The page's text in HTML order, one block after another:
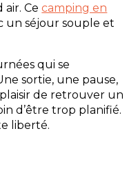
air. Cecamping en
un séjour souple et
qui se
sortie, une pause,
de retrouver un
d’être trop planifié.
liberté.